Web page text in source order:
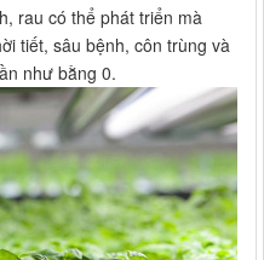
rau có thể phát triển mà
tiết, sâu bệnh, côn trùng và
như bằng 0.